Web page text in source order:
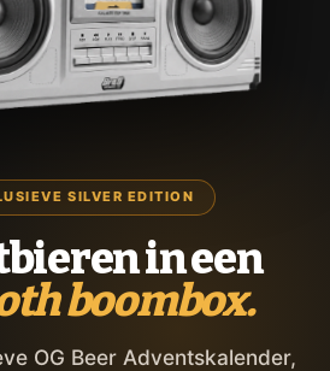
SILVER EDITION
in een
boombox.
OG Beer Adventskalender,